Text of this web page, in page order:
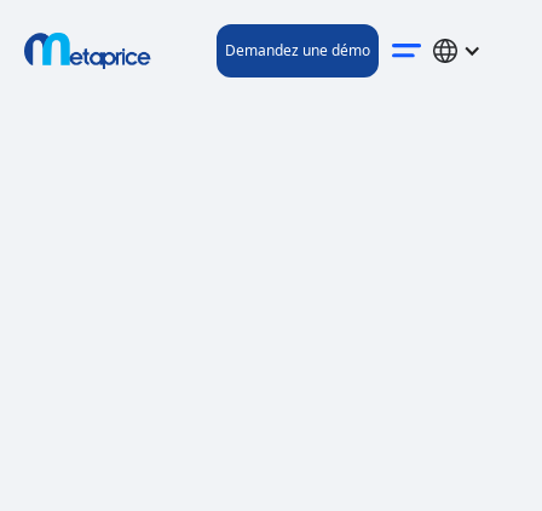
Demandez une démo